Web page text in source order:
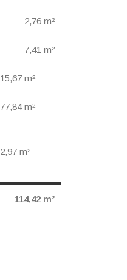
2,76 m²
7,41 m²
15,67 m²
77,84 m²
2,97 m²
114,42 m²